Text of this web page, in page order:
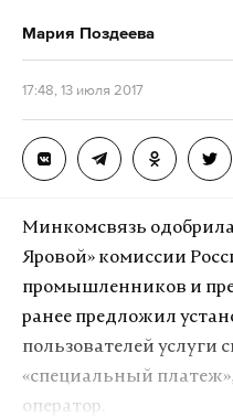
Макс
Дзен
Мария Поздеева
17:48, 13 июля 2017
Минкомсвязь
Яровой» комиссии
промышленников и
ранее предложил
пользователей услуги
«специальный
оператор.